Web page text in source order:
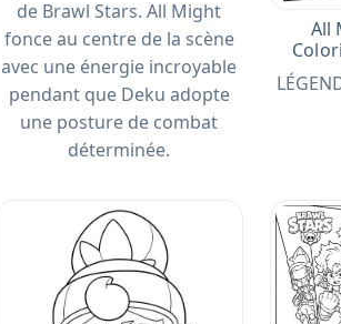
de Brawl Stars. All Might
fonce au centre de la scène
avec une énergie incroyable
pendant que Deku adopte
une posture de combat
déterminée.
All